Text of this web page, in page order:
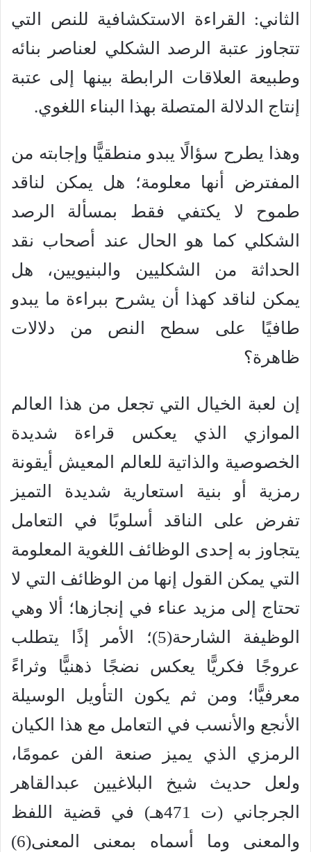
الثاني: القراءة الاستكشافية للنص التي
تتجاوز عتبة الرصد الشكلي لعناصر بنائه
وطبيعة العلاقات الرابطة بينها إلى عتبة
إنتاج الدلالة المتصلة بهذا البناء اللغوي.
وهذا يطرح سؤالًا يبدو منطقيًّا وإجابته من
المفترض أنها معلومة؛ هل يمكن لناقد
طموح لا يكتفي فقط بمسألة الرصد
الشكلي كما هو الحال عند أصحاب نقد
الحداثة من الشكليين والبنيويين، هل
يمكن لناقد كهذا أن يشرح ببراءة ما يبدو
طافيًا على سطح النص من دلالات
ظاهرة؟
إن لعبة الخيال التي تجعل من هذا العالم
الموازي الذي يعكس قراءة شديدة
الخصوصية والذاتية للعالم المعيش أيقونة
رمزية أو بنية استعارية شديدة التميز
تفرض على الناقد أسلوبًا في التعامل
يتجاوز به إحدى الوظائف اللغوية المعلومة
التي يمكن القول إنها من الوظائف التي لا
تحتاج إلى مزيد عناء في إنجازها؛ ألا وهي
الوظيفة الشارحة(5)؛ الأمر إذًا يتطلب
عروجًا فكريًّا يعكس نضجًا ذهنيًّا وثراءً
معرفيًّا؛ ومن ثم يكون التأويل الوسيلة
الأنجع والأنسب في التعامل مع هذا الكيان
الرمزي الذي يميز صنعة الفن عمومًا،
ولعل حديث شيخ البلاغيين عبدالقاهر
الجرجاني (ت 471هـ) في قضية اللفظ
والمعنى وما أسماه بمعنى المعنى(6)